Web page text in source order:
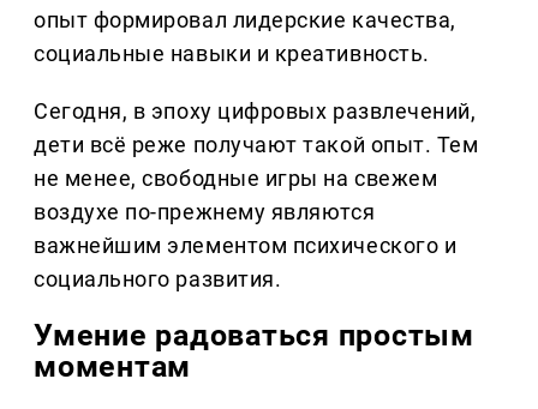
опыт формировал лидерские качества,
социальные навыки и креативность.
Сегодня, в эпоху цифровых развлечений,
дети всё реже получают такой опыт. Тем
не менее, свободные игры на свежем
воздухе по-прежнему являются
важнейшим элементом психического и
социального развития.
Умение радоваться простым
моментам